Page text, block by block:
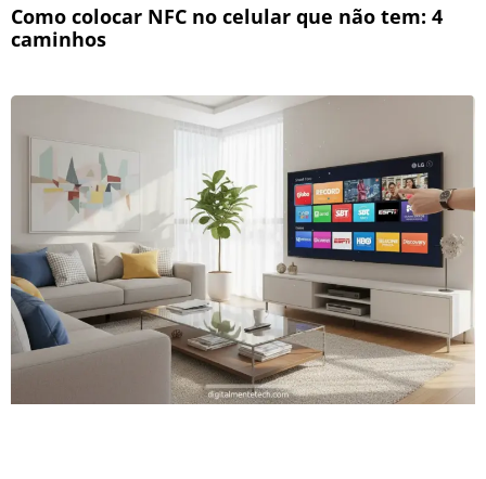
Como colocar NFC no celular que não tem: 4
caminhos